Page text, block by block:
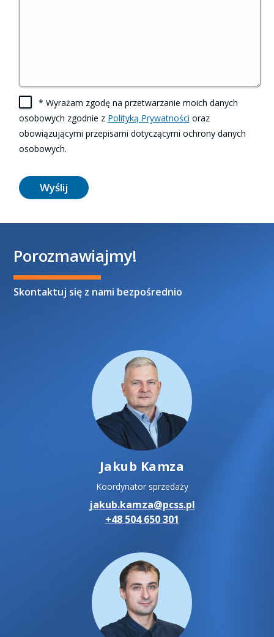
* Wyrażam zgodę na przetwarzanie moich danych
osobowych zgodnie z Polityką Prywatności oraz
obowiązującymi przepisami dotyczącymi ochrony danych
osobowych.
Wyślij
Porozmawiajmy!
Skontaktuj się z nami bezpośrednio
Jakub Kamza
Koordynator sprzedaży
jakub.kamza@pcss.pl
+48 504 650 301